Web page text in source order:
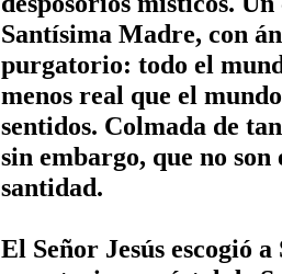
Santísima Madre, con
purgatorio: todo el
menos real que el
sentidos. Colmada de
sin embargo, que no
santidad.
El Señor Jesús escogió